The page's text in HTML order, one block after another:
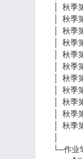
│ 秋季
│ 秋季
│ 秋季
│ 秋季
│ 秋季
│ 秋季
│ 秋季
│ 秋季
│ 秋季
│ 秋季
│ 秋季
└─作业